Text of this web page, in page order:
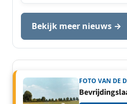
Bekijk meer nieuws →
FOTO VAN DE